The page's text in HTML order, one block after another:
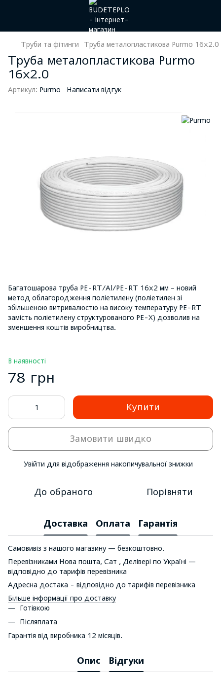
Труби та фітинги Труба металопластикова Purmo 16х2.0
Труба металопластикова Purmo
16х2.0
Артикул: Purmo Написати відгук
Багатошарова труба PE-RT/Al/PE-RT 16x2 мм – новий
метод облагородження поліетилену (поліетилен зі
збільшеною витривалюстю на високу температуру PE-RT
замість поліетилену структурованого PE-X) дозволив на
зменшення коштів виробництва.
В наявності
78 грн
Купити
Замовити швидко
Увійти для відображення накопичувальної знижки
До обраного Порівняти
Доставка Оплата Гарантія
Самовивіз з нашого магазину — безкоштовно.
Перевізниками Нова пошта, Сат , Делівері по Україні —
відповідно до тарифів перевізника
Адресна достака - відповідно до тарифів перевізника
Більше інформації про доставку
Готівкою
Післяплата
Гарантія від виробника 12 місяців.
Опис Відгуки